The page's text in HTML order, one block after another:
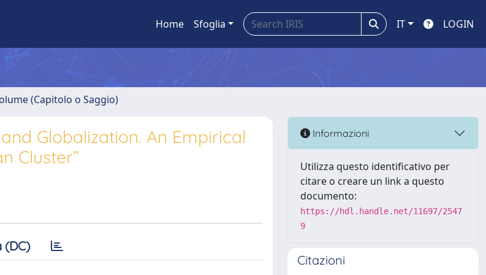
Home Sfoglia IT LOGIN
(Capitolo o Saggio)
Globalization. An Empirical
Cluster”
(DC)
Informazioni
Utilizza questo identificativo per
citare o creare un link a questo
documento:
https://hdl.handle.net/11697/2547
9
Citazioni